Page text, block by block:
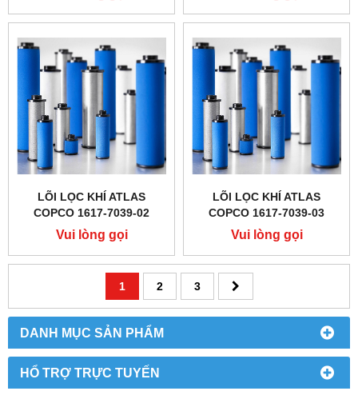
DANH MỤC SẢN PHẨM
HỔ TRỢ TRỰC TUYẾN
LÕI LỌC KHÍ ATLAS
COPCO 1617-7039-02
Vui lòng gọi
LÕI LỌC KHÍ ATLAS
COPCO 1617-7039-03
Vui lòng gọi
1 2 3